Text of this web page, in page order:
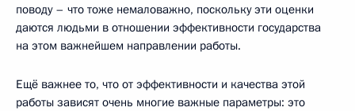
поводу – что тоже немаловажно, поскольку эти оценки
даются людьми в отношении эффективности государства
на этом важнейшем направлении работы.
Ещё важнее то, что от эффективности и качества этой
работы зависят очень многие важные параметры: это